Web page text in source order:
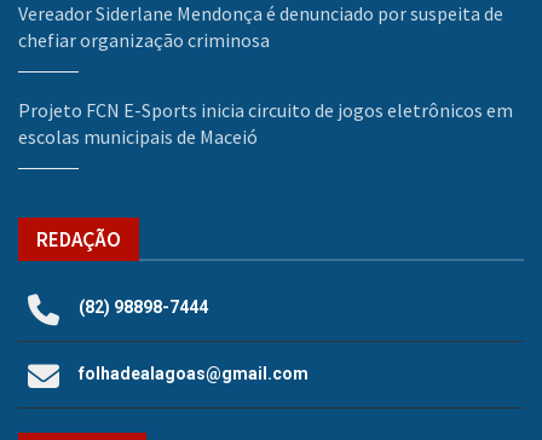
Vereador Siderlane Mendonça é denunciado por suspeita de
chefiar organização criminosa
Projeto FCN E-Sports inicia circuito de jogos eletrônicos em
escolas municipais de Maceió
REDAÇÃO
(82) 98898-7444
folhadealagoas@gmail.com